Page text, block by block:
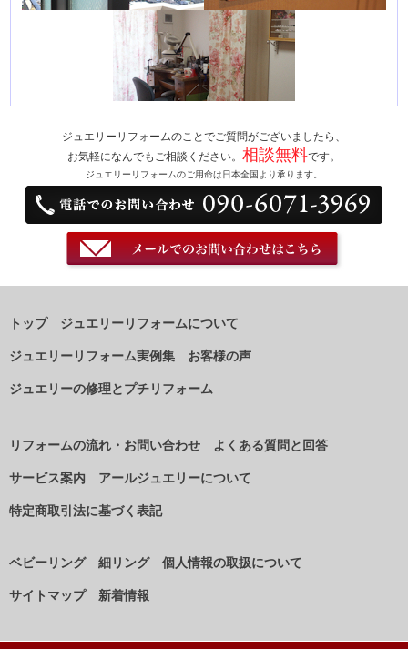
ジュエリーリフォームのことでご質問がございましたら、
お気軽になんでもご相談ください。 相談無料です。
ジュエリーリフォームのご用命は日本全国より承ります。
トップ ジュエリーリフォームについて
ジュエリーリフォーム実例集 お客様の声
ジュエリーの修理とプチリフォーム
リフォームの流れ・お問い合わせ よくある質問と回答
サービス案内 アールジュエリーについて
特定商取引法に基づく表記
ベビーリング 細リング 個人情報の取扱について
サイトマップ 新着情報